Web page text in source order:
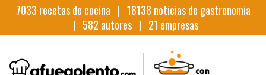
7033 recetas de cocina | 18138 noticias de gastronomia
| 582 autores | 21 empresas